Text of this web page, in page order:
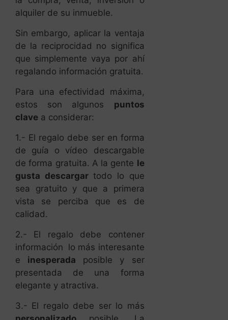
alquiler de su inmueble.
Sin embargo, aplicar la ventaja
de la reciprocidad no significa
que simplemente vaya por ahí
regalando información gratuita.
Para una efectividad máxima,
estos son algunos puntos
clave a considerar:
1.- El regalo debe ser en forma
de guía o vídeo descargable
de forma gratuita. A la gente le
gusta descargartodo lo que
sea gratuito y que a primera
vista se perciba que es de
calidad.
2.- El regalo debe contener
información lo más interesante
e inesperada posible y ser
presentada de una forma
elegante y atractiva.
3.- El regalo debe ser lo más